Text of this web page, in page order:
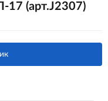
17 (арт.J2307)